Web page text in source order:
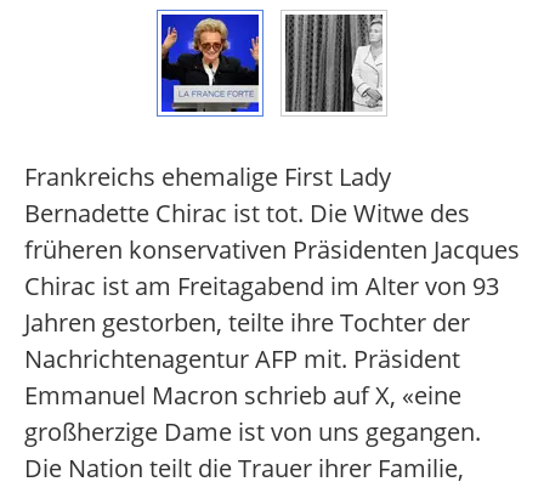
Frankreichs ehemalige First Lady
Bernadette Chirac ist tot. Die Witwe des
früheren konservativen Präsidenten Jacques
Chirac ist am Freitagabend im Alter von 93
Jahren gestorben, teilte ihre Tochter der
Nachrichtenagentur AFP mit. Präsident
Emmanuel Macron schrieb auf X, «eine
großherzige Dame ist von uns gegangen.
Die Nation teilt die Trauer ihrer Familie,